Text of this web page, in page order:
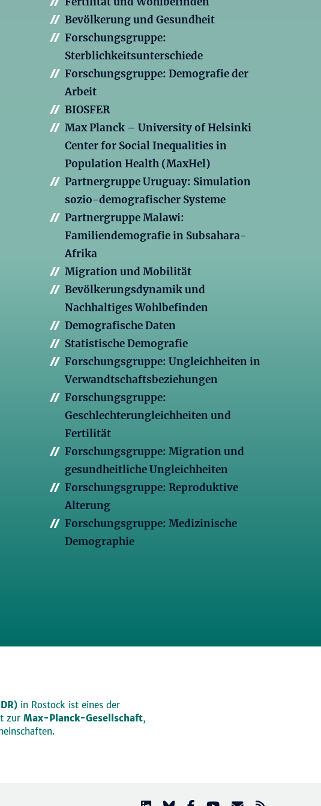
Bevölkerung und Gesundheit
Forschungsgruppe:
Sterblichkeitsunterschiede
Forschungsgruppe: Demografie der
Arbeit
BIOSFER
Max Planck – University of Helsinki
Center for Social Inequalities in
Population Health (MaxHel)
Partnergruppe Uruguay: Simulation
sozio-demografischer Systeme
Partnergruppe Malawi:
Familiendemografie in Subsahara-
Afrika
Migration und Mobilität
Bevölkerungsdynamik und
Nachhaltiges Wohlbefinden
Demografische Daten
Statistische Demografie
Forschungsgruppe: Ungleichheiten in
Verwandtschaftsbeziehungen
Forschungsgruppe:
Geschlechterungleichheiten und
Fertilität
Forschungsgruppe: Migration und
gesundheitliche Ungleichheiten
Forschungsgruppe: Reproduktive
Alterung
Forschungsgruppe: Medizinische
Demographie
in Rostock ist eines der
zur Max-Planck-Gesellschaft,